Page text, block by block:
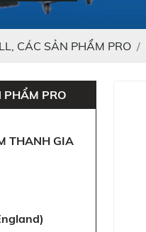
CÁC SẢN PHẨM PRO
PHẨM PRO
THANH GIA